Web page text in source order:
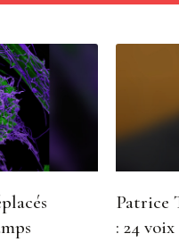
Patrice
: 24 voix